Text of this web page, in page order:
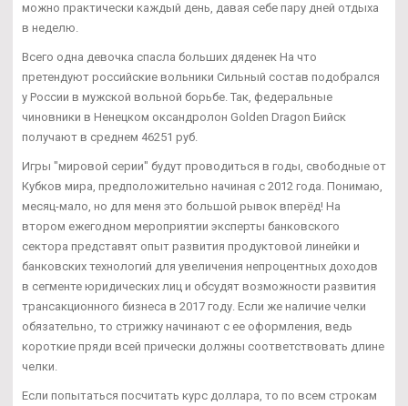
можно практически каждый день, давая себе пару дней отдыха
в неделю.
Всего одна девочка спасла больших дяденек На что
претендуют российские вольники Сильный состав подобрался
у России в мужской вольной борьбе. Так, федеральные
чиновники в Ненецком оксандролон Golden Dragon Бийск
получают в среднем 46251 руб.
Игры "мировой серии" будут проводиться в годы, свободные от
Кубков мира, предположительно начиная с 2012 года. Понимаю,
месяц-мало, но для меня это большой рывок вперёд! На
втором ежегодном мероприятии эксперты банковского
сектора представят опыт развития продуктовой линейки и
банковских технологий для увеличения непроцентных доходов
в сегменте юридических лиц и обсудят возможности развития
трансакционного бизнеса в 2017 году. Если же наличие челки
обязательно, то стрижку начинают с ее оформления, ведь
короткие пряди всей прически должны соответствовать длине
челки.
Если попытаться посчитать курс доллара, то по всем строкам